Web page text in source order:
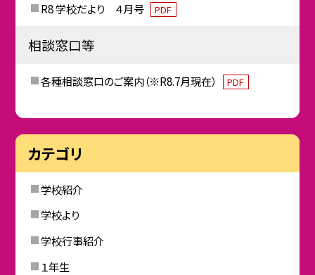
R8 学校だより ４月号 PDF
相談窓口等
各種相談窓口のご案内（※R8.7月現在） PDF
カテゴリ
学校紹介
学校より
学校行事紹介
１年生